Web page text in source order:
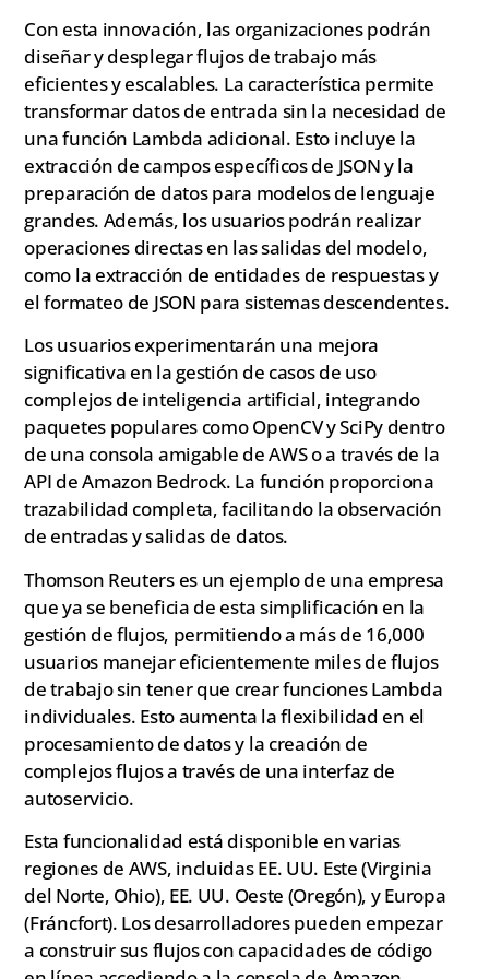
Con esta innovación, las organizaciones podrán
diseñar y desplegar flujos de trabajo más
eficientes y escalables. La característica permite
transformar datos de entrada sin la necesidad de
una función Lambda adicional. Esto incluye la
extracción de campos específicos de JSON y la
preparación de datos para modelos de lenguaje
grandes. Además, los usuarios podrán realizar
operaciones directas en las salidas del modelo,
como la extracción de entidades de respuestas y
el formateo de JSON para sistemas descendentes.
Los usuarios experimentarán una mejora
significativa en la gestión de casos de uso
complejos de inteligencia artificial, integrando
paquetes populares como OpenCV y SciPy dentro
de una consola amigable de AWS o a través de la
API de Amazon Bedrock. La función proporciona
trazabilidad completa, facilitando la observación
de entradas y salidas de datos.
Thomson Reuters es un ejemplo de una empresa
que ya se beneficia de esta simplificación en la
gestión de flujos, permitiendo a más de 16,000
usuarios manejar eficientemente miles de flujos
de trabajo sin tener que crear funciones Lambda
individuales. Esto aumenta la flexibilidad en el
procesamiento de datos y la creación de
complejos flujos a través de una interfaz de
autoservicio.
Esta funcionalidad está disponible en varias
regiones de AWS, incluidas EE. UU. Este (Virginia
del Norte, Ohio), EE. UU. Oeste (Oregón), y Europa
(Fráncfort). Los desarrolladores pueden empezar
a construir sus flujos con capacidades de código